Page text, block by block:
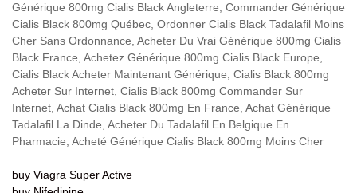
Générique 800mg Cialis Black Angleterre, Commander Générique
Cialis Black 800mg Québec, Ordonner Cialis Black Tadalafil Moins
Cher Sans Ordonnance, Acheter Du Vrai Générique 800mg Cialis
Black France, Achetez Générique 800mg Cialis Black Europe,
Cialis Black Acheter Maintenant Générique, Cialis Black 800mg
Acheter Sur Internet, Cialis Black 800mg Commander Sur
Internet, Achat Cialis Black 800mg En France, Achat Générique
Tadalafil La Dinde, Acheter Du Tadalafil En Belgique En
Pharmacie, Acheté Générique Cialis Black 800mg Moins Cher
buy Viagra Super Active